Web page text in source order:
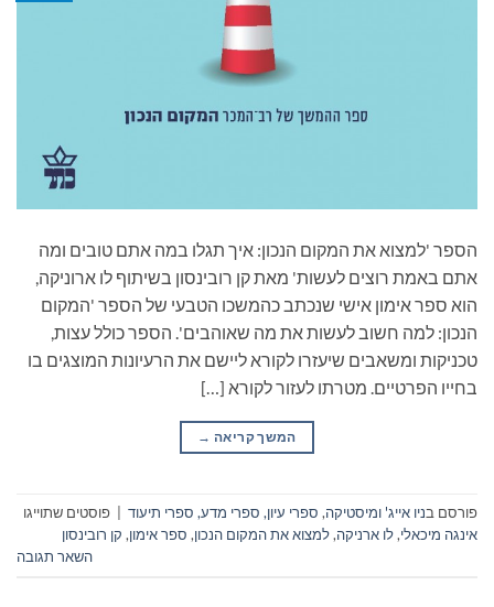
הספר 'למצוא את המקום הנכון: איך תגלו במה אתם טובים ומה
אתם באמת רוצים לעשות' מאת קן רובינסון בשיתוף לו ארוניקה,
הוא ספר אימון אישי שנכתב כהמשכו הטבעי של הספר 'המקום
הנכון: למה חשוב לעשות את מה שאוהבים'. הספר כולל עצות,
טכניקות ומשאבים שיעזרו לקורא ליישם את הרעיונות המוצגים בו
בחייו הפרטיים. מטרתו לעזור לקורא […]
המשך קריאה →
פורסם בניו אייג' ומיסטיקה, ספרי עיון, ספרי מדע, ספרי תיעוד
פוסטים שתוייגו
אינגה מיכאלי,לו ארניקה,למצוא את המקום הנכון, ספר אימון, קן רובינסון
השאר תגובה